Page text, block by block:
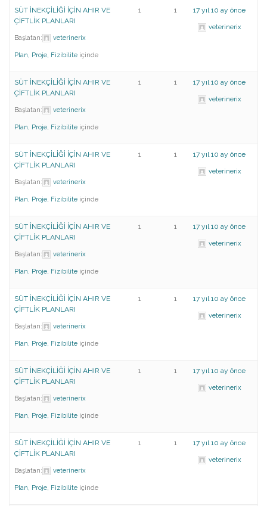
SÜT İNEKÇİLİĞİ İÇİN AHIR VE
ÇİFTLİK PLANLARI
Başlatan: veterinerix
Plan, Proje, Fizibilite içinde
1 1 17 yıl 10 ay önce
veterinerix
SÜT İNEKÇİLİĞİ İÇİN AHIR VE
ÇİFTLİK PLANLARI
Başlatan: veterinerix
Plan, Proje, Fizibilite içinde
1 1 17 yıl 10 ay önce
veterinerix
SÜT İNEKÇİLİĞİ İÇİN AHIR VE
ÇİFTLİK PLANLARI
Başlatan: veterinerix
Plan, Proje, Fizibilite içinde
1 1 17 yıl 10 ay önce
veterinerix
SÜT İNEKÇİLİĞİ İÇİN AHIR VE
ÇİFTLİK PLANLARI
Başlatan: veterinerix
Plan, Proje, Fizibilite içinde
1 1 17 yıl 10 ay önce
veterinerix
SÜT İNEKÇİLİĞİ İÇİN AHIR VE
ÇİFTLİK PLANLARI
Başlatan: veterinerix
Plan, Proje, Fizibilite içinde
1 1 17 yıl 10 ay önce
veterinerix
SÜT İNEKÇİLİĞİ İÇİN AHIR VE
ÇİFTLİK PLANLARI
Başlatan: veterinerix
Plan, Proje, Fizibilite içinde
1 1 17 yıl 10 ay önce
veterinerix
SÜT İNEKÇİLİĞİ İÇİN AHIR VE
ÇİFTLİK PLANLARI
Başlatan: veterinerix
Plan, Proje, Fizibilite içinde
1 1 17 yıl 10 ay önce
veterinerix